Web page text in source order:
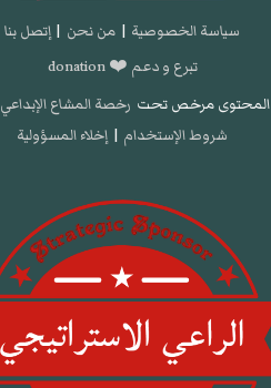
سياسة الخصوصية | من نحن | إتصل بنا
تبرع و دعم ❤️ donation
المحتوى مرخص تحت رخصة المشاع الإبداعي 3.0
شروط الإستخدام | إخلاء المسؤولية